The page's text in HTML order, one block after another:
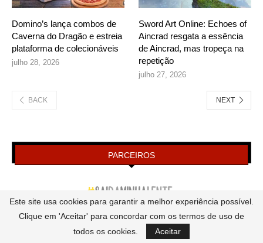
Domino’s lança combos de
Caverna do Dragão e estreia
plataforma de colecionáveis
julho 28, 2026
Sword Art Online: Echoes of
Aincrad resgata a essência
de Aincrad, mas tropeça na
repetição
julho 27, 2026
BACK NEXT
PARCEIROS
Este site usa cookies para garantir a melhor experiência possível.
Clique em 'Aceitar' para concordar com os termos de uso de
todos os cookies.
Aceitar